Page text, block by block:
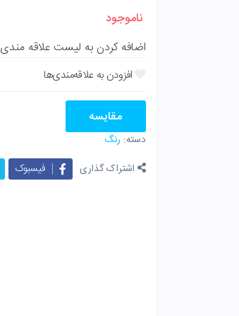
ناموجود
اضافه کردن به لیست علاقه مندی
مقایسه
دسته: رنگ
اشتراک گذاری
فیسبوک